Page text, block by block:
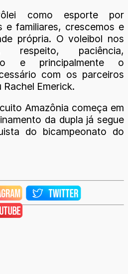
como esporte por
e familiares, crescemos e
própria. O voleibol nos
respeito, paciência,
e principalmente o
com os parceiros
Rachel Emerick.
Amazônia começa em
da dupla já segue
do bicampeonato do